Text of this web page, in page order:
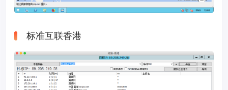
标准互联香港